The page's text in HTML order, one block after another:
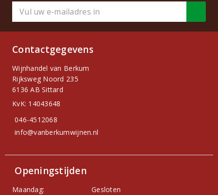
Contactgegevens
Wijnhandel van Berkum
Rijksweg Noord 235
6136 AB Sittard
KvK: 14043648
046-4512068
info@vanberkumwijnen.nl
Openingstijden
Maandag:
Gesloten